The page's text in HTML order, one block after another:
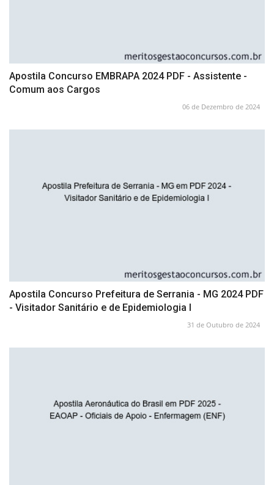
Apostila Concurso EMBRAPA 2024 PDF - Assistente -
Comum aos Cargos
06 de Dezembro de 2024
Apostila Concurso Prefeitura de Serrania - MG 2024 PDF
- Visitador Sanitário e de Epidemiologia I
31 de Outubro de 2024